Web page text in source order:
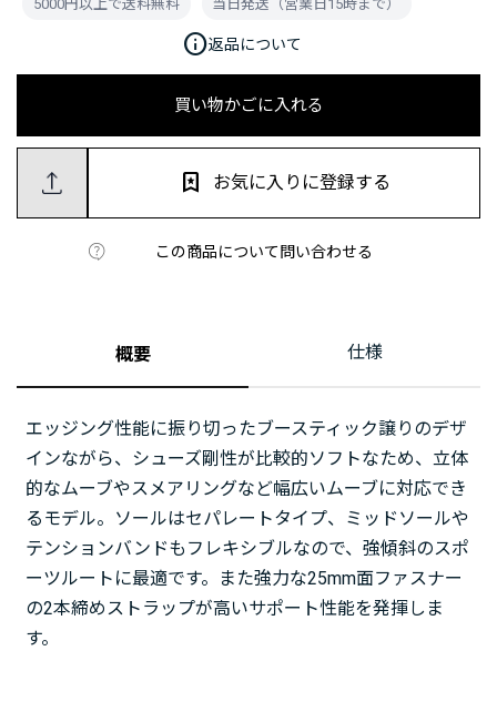
買い物かごに入れる
この商品について問い合わせる
お気に入りに登録する
5000円以上で送料無料 当日発送（営業日15時まで）
info返品について
概要 仕様
エッジング性能に振り切ったブースティック譲りのデザ
インながら、シューズ剛性が比較的ソフトなため、立体
的なムーブやスメアリングなど幅広いムーブに対応でき
るモデル。ソールはセパレートタイプ、ミッドソールや
テンションバンドもフレキシブルなので、強傾斜のスポ
ーツルートに最適です。また強力な25mm面ファスナー
の2本締めストラップが高いサポート性能を発揮しま
す。